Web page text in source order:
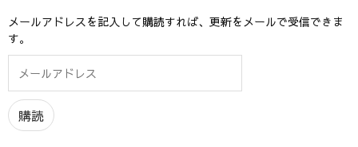
メールアドレスを記入して購読すれば、更新をメールで受信できま
す。
ル
ア
ド
購読